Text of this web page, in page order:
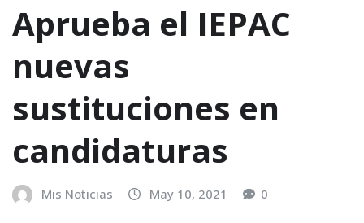
Aprueba el IEPAC
nuevas
sustituciones en
candidaturas
Mis Noticias May 10, 2021 0